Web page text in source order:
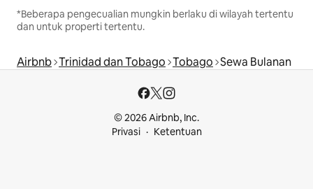
*Beberapa pengecualian mungkin berlaku di wilayah tertentu
dan untuk properti tertentu.
Airbnb Trinidad dan Tobago Tobago Sewa Bulanan
© 2026 Airbnb, Inc.
Privasi
Ketentuan